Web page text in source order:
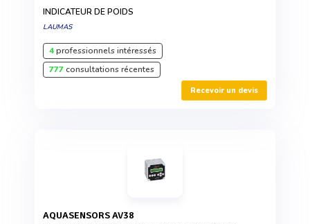
INDICATEUR DE POIDS
LAUMAS
4professionnels intéressés
777consultations récentes
Recevoir un devis
AQUASENSORS AV38